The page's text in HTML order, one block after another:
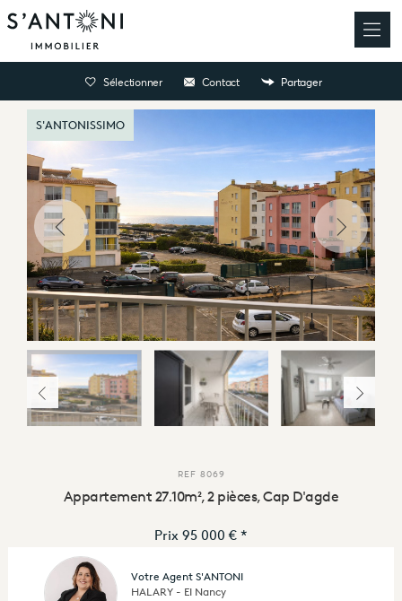
Sélectionner Contact Partager
S'ANTONISSIMO
REF 8069
Appartement 27.10m², 2 pièces, Cap D'agde
Prix 95 000 € *
Votre Agent S'ANTONI
HALARY - EI Nancy